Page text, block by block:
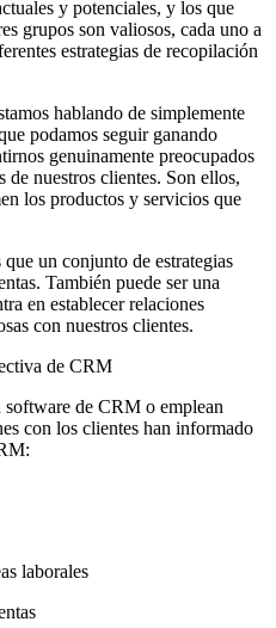
y potenciales, y los que
grupos son valiosos, cada uno a
estrategias de recopilación
hablando de simplemente
podamos seguir ganando
genuinamente preocupados
de nuestros clientes. Son ellos,
los productos y servicios que
un conjunto de estrategias
También puede ser una
en establecer relaciones
con nuestros clientes.
de CRM
software de CRM o emplean
con los clientes han informado
laborales